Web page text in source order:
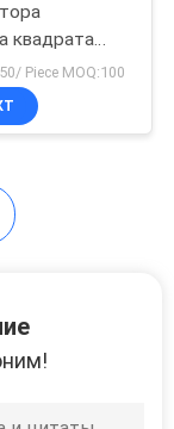
квадрата
HD
Piece MOQ:100